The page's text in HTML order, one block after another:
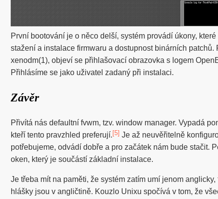
První bootování je o něco delší, systém provádí úkony,
stažení a instalace firmwaru a dostupnost binárních
xenodm(1), objeví se přihlašovací obrazovka s logem
Přihlásíme se jako uživatel zadaný při instalaci.
Závěr
Přivítá nás defaultní fvwm, tzv. window manager. Vypadá
kteří tento pravzhled preferují. [5] Je až neuvěřitelně
potřebujeme, odvádí dobře a pro začátek nám bude stačit.
oken, který je součástí základní instalace.
Je třeba mít na paměti, že systém zatím umí jenom
hlášky jsou v angličtině. Kouzlo Unixu spočívá v tom, že